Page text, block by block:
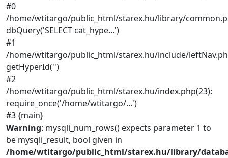
#0
/home/wtitargo/public_html/starex.hu/library/
dbQuery('SELECT cat_hype...')
#1
/home/wtitargo/public_html/starex.hu/include/
getHyperId('')
#2
/home/wtitargo/public_html/starex.hu/index.php(23):
require_once('/home/wtitargo/...')
#3 {main}
Warning: mysqli_num_rows() expects parameter 1 to
be mysqli_result, bool given in
/home/wtitargo/public_html/starex.hu/library/